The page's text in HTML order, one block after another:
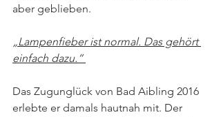
aber geblieben.
„Lampenfieber ist normal. Das gehört
einfach dazu.“
Das Zugunglück von Bad Aibling 2016
erlebte er damals hautnah mit. Der